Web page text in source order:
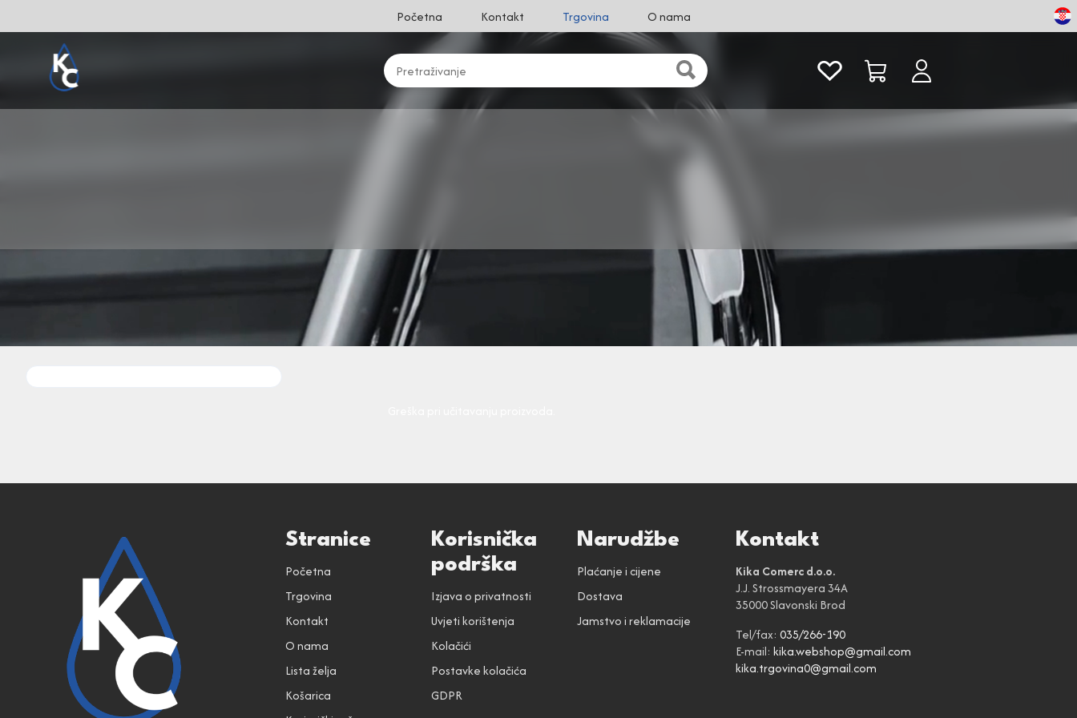
Početna Kontakt Trgovina O nama
Stranice
Početna
Trgovina
Kontakt
O nama
Lista želja
Košarica
Korisnička
podrška
Izjava o privatnosti
Uvjeti korištenja
Kolačići
Postavke kolačića
GDPR
Narudžbe
Plaćanje i cijene
Dostava
Jamstvo i reklamacije
Kontakt
Kika Comerc d.o.o.
J.J. Strossmayera 34A
35000 Slavonski Brod
Tel/fax: 035/266-190
E-mail: kika.webshop@gmail.com
kika.trgovina0@gmail.com